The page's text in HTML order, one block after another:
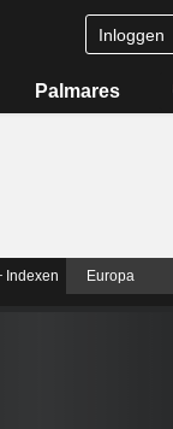
Inloggen
Palmares
Indexen Europa